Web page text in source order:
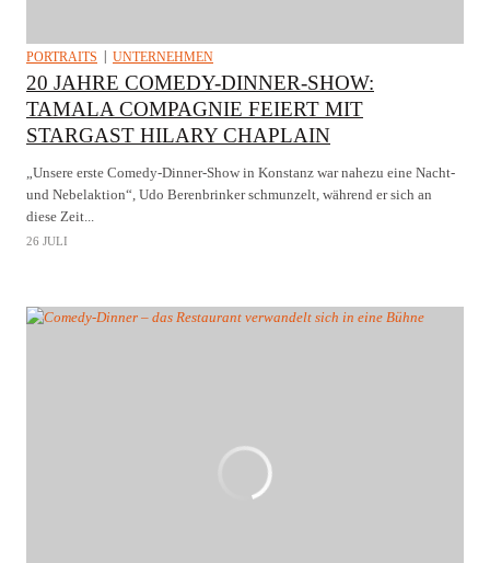
PORTRAITS UNTERNEHMEN
20 JAHRE COMEDY-DINNER-SHOW:
TAMALA COMPAGNIE FEIERT MIT
STARGAST HILARY CHAPLAIN
„Unsere erste Comedy-Dinner-Show in Konstanz war nahezu eine Nacht-
und Nebelaktion“, Udo Berenbrinker schmunzelt, während er sich an
diese Zeit...
26 JULI